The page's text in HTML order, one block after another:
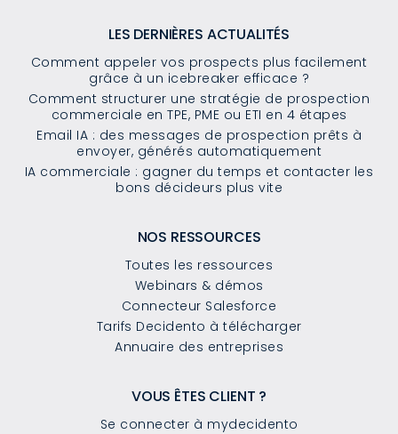
LES DERNIÈRES ACTUALITÉS
Comment appeler vos prospects plus facilement
grâce à un icebreaker efficace ?
Comment structurer une stratégie de prospection
commerciale en TPE, PME ou ETI en 4 étapes
Email IA : des messages de prospection prêts à
envoyer, générés automatiquement
IA commerciale : gagner du temps et contacter les
bons décideurs plus vite
NOS RESSOURCES
Toutes les ressources
Webinars & démos
Connecteur Salesforce
Tarifs Decidento à télécharger
Annuaire des entreprises
VOUS ÊTES CLIENT ?
Se connecter à mydecidento